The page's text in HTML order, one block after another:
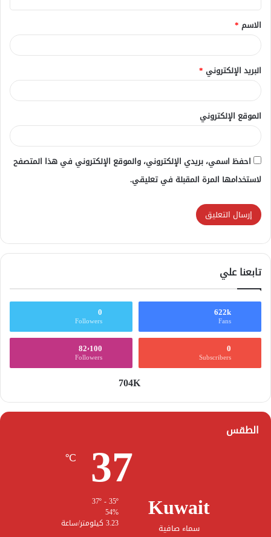
ق
*
الاسم *
البريد الإلكتروني *
الموقع الإلكتروني
احفظ اسمي، بريدي الإلكتروني، والموقع الإلكتروني في هذا المتصفح
لاستخدامها المرة المقبلة في تعليقي.
تابعنا علي
622k
Fans
0
Followers
0
Subscribers
82٬100
Followers
704K
الطقس
Kuwait
سماء صافية
37
℃
54%
3.23 كيلومتر/ساعة